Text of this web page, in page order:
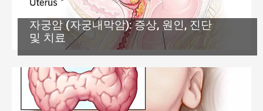
자궁암 (자궁내막암): 증상, 원인, 진단
및 치료